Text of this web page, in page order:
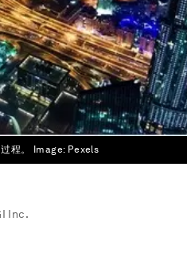
程。 Image: Pexels
Inc.